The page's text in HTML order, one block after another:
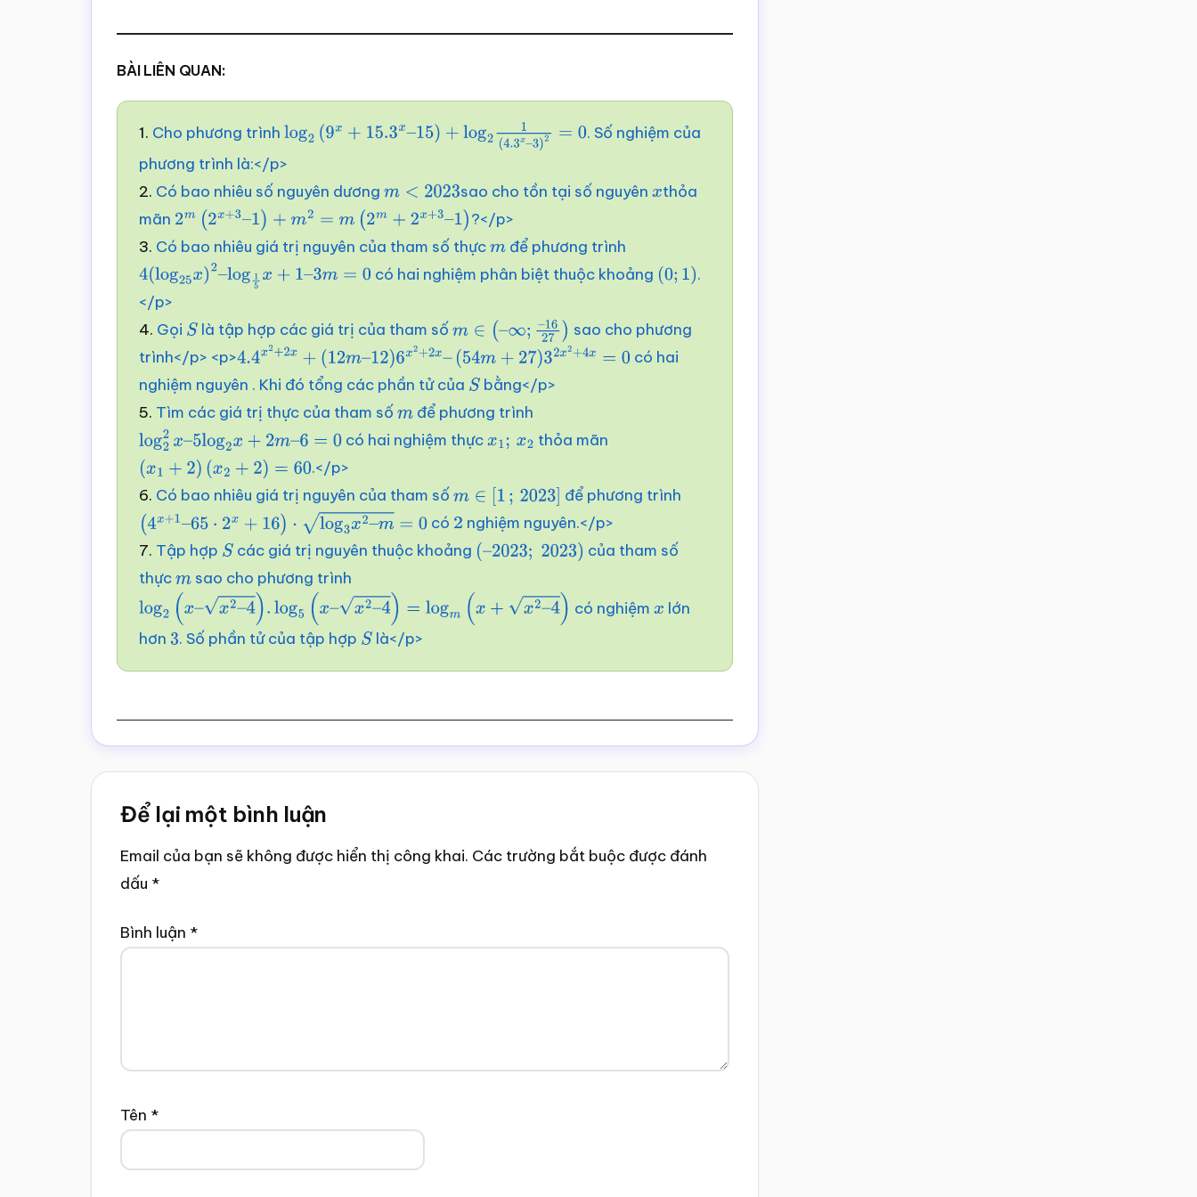
BÀI LIÊN QUAN:
1. Cho phương trình log2 (9x +15.3x–15)+log21(4.3x–3)2=0
. Số nghiệm của
phương trình là:</p>
2. Có bao nhiêu số nguyên dương m< 2023 sao cho tồn tại số nguyên xthỏa
mãn 2m (2x+ 3–1) +m 2=m(2 m+2x+ 3– 1)
?</p>
3. Có bao nhiêu giá trị nguyên của tham số thựcmđể phương trình
4(log25x 2–log15 x+ 1–3m= 0 có hai nghiệm phân biệt thuộc khoảng (0; 1) .
</p>
4. Gọi S là tập hợp các giá trị của tham sốm∈( –∞;–1627) sao cho phương
trình</p> <p>4.4x 2 +2 x+ (12m–12)6x2 + 2x– (54m+27)32x2 + 4x =0
có hai
nghiệm nguyên . Khi đó tổng các phần tử của S bằng</p>
5. Tìm các giá trị thực của tham số mđể phương trình
log2 2x–5log2 x+ 2m–6=0 có hai nghiệm thựcx1;x 2
thỏa mãn
(x1+2) (x 2+2 )= 60
.</p>
6. Có bao nhiêu giá trị nguyên của tham số m∈[ ;2023]
để phương trình
(4x + 1–65 ⋅2x+ 16 )⋅log3 x2–m=0 có 2 nghiệm nguyên.</p>
7. Tập hợp S các giá trị nguyên thuộc khoảng (–2023 2023) của tham số
thựcmsao cho phương trình
log2 (x–x2 –4).log 5(x– x 2–4)=log m (x +x2–4) có nghiệmx lớn
hơn 3. Số phần tử của tập hợp S là</p>
Reader
Interactions
Để lại một bình luận
Email của bạn sẽ không được hiển thị công khai. Các trường bắt buộc được đánh
dấu *
Bình luận *
Tên *